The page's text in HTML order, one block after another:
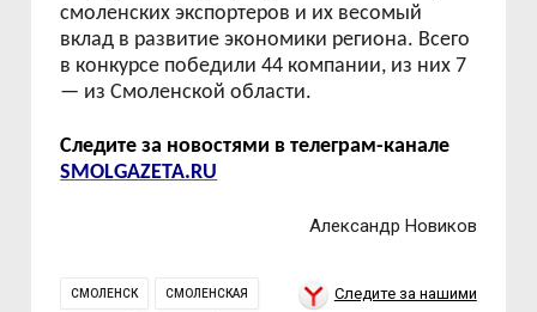
смоленских экспортеров и их весомый
вклад в развитие экономики региона. Всего
в конкурсе победили 44 компании, из них 7
— из Смоленской области.
Следите за новостями в телеграм-канале
SMOLGAZETA.RU
Александр Новиков
СМОЛЕНСК СМОЛЕНСКАЯ
Следите за нашими